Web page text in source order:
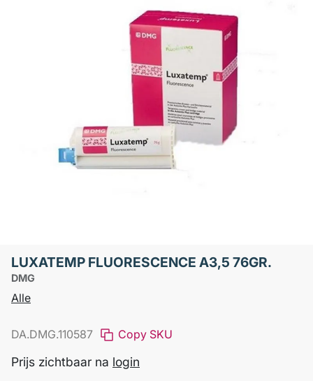
LUXATEMP FLUORESCENCE A3,5 76GR.
DMG
Alle
DA.DMG.110587 Copy SKU
Prijs zichtbaar na login